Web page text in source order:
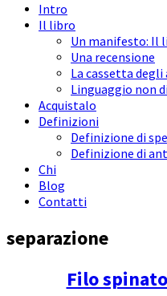
Intro
Il libro
Un manifesto: Il
Una recensione
La cassetta
Linguaggio non
Acquistalo
Definizioni
Definizione di
Definizione di
Chi
Blog
Contatti
separazione
Filo